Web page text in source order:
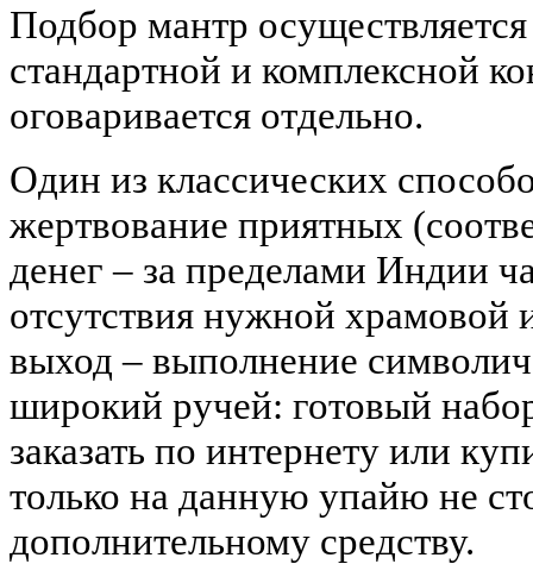
Подбор мантр
стандартной и комплексной
оговаривается отдельно.
Один из классических
жертвование приятных
денег – за пределами Индии
отсутствия нужной
выход – выполнение
широкий ручей: готовый
заказать по интернету или
только на данную упайю не
дополнительному средству.